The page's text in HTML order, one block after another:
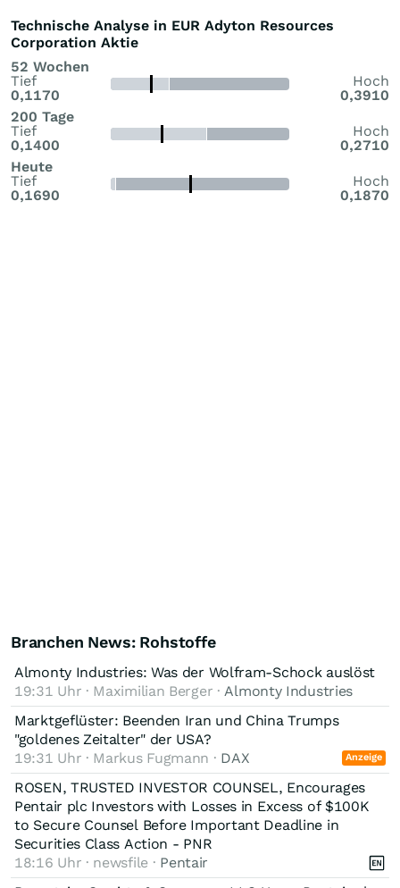
Technische Analyse in EUR Adyton Resources
Corporation Aktie
52 Wochen
Tief
0,1170
Hoch
0,3910
200 Tage
Tief
0,1400
Hoch
0,2710
Heute
Tief
0,1690
Hoch
0,1870
Branchen News: Rohstoffe
Almonty Industries: Was der Wolfram-Schock auslöst
19:31 Uhr · Maximilian Berger · Almonty Industries
Marktgeflüster: Beenden Iran und China Trumps
"goldenes Zeitalter" der USA?
19:31 Uhr · Markus Fugmann · DAX Anzeige
ROSEN, TRUSTED INVESTOR COUNSEL, Encourages
Pentair plc Investors with Losses in Excess of $100K
to Secure Counsel Before Important Deadline in
Securities Class Action - PNR
18:16 Uhr · newsfile · Pentair